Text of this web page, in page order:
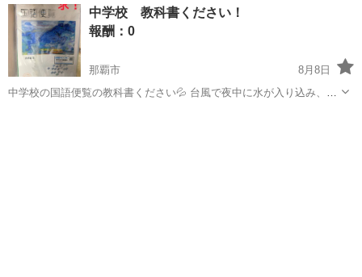
中学校 教科書ください！
報酬：0
那覇市
8月8日
中学校の国語便覧の教科書ください💦 台風で夜中に水が入り込み、部